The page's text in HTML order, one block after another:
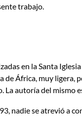
trabajo.
en la Santa
de África, muy
La autoría del mismo
nadie se atrevió a